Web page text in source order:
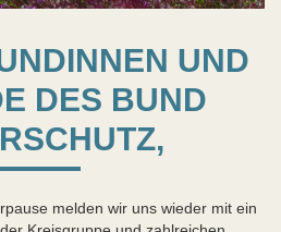
UND
DES BUND
melden wir uns wieder mit ein